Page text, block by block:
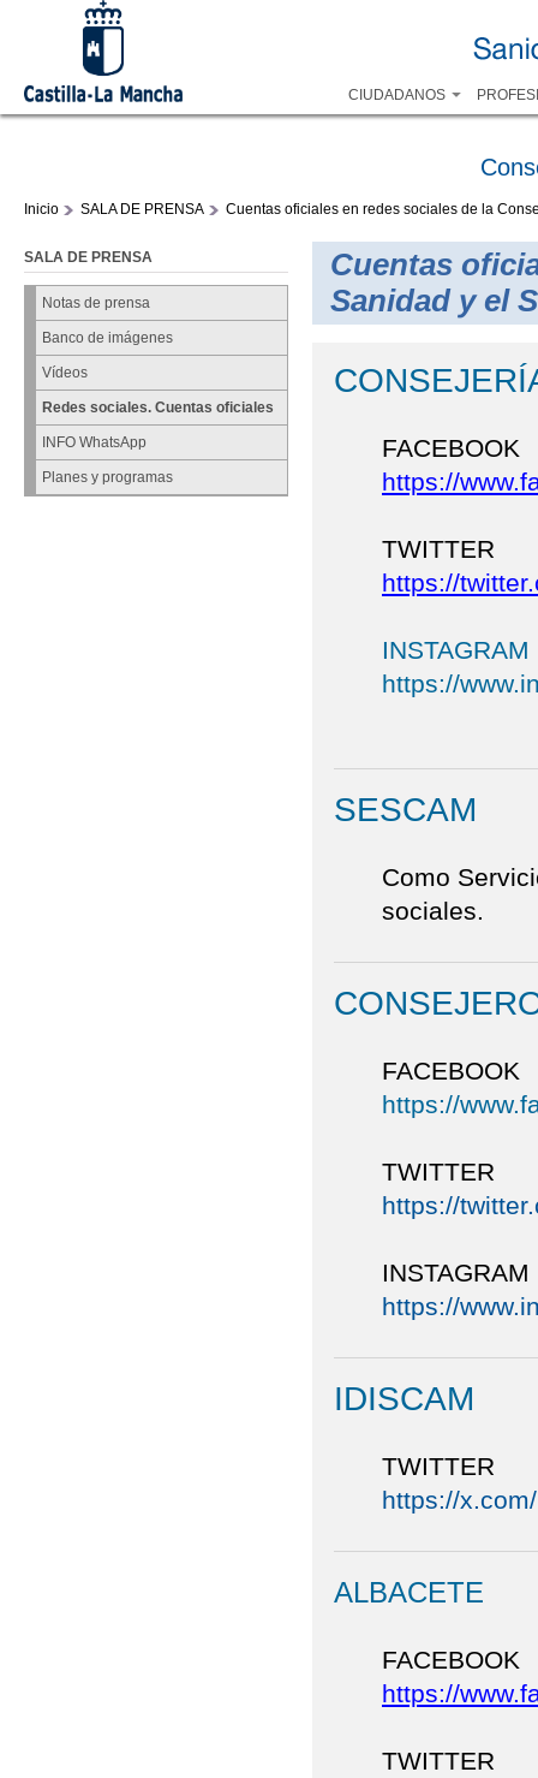
CIUDADANOS
Inicio SALA DE PRENSA Cuentas oficiales en redes sociales de la
SALA DE PRENSA
Notas de prensa
Banco de imágenes
Vídeos
Redes sociales. Cuentas oficiales
INFO WhatsApp
Planes y programas
Cuentas
Sanidad y el
FACEBOOK
https://
TWITTER
https://
INSTAGRAM
https://
SESCAM
Como
sociales.
FACEBOOK
https://
TWITTER
https://
INSTAGRAM
https://
IDISCAM
TWITTER
https://
ALBACETE
FACEBOOK
https://
TWITTER